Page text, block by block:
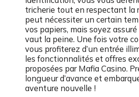
tricherie tout en respectant la
peut nécessiter un certain
vos papiers, mais soyez
vaut la peine. Une fois votre
vous profiterez d’un entrée
les fonctionnalités et offres
proposées par Mafia Casino.
longueur d’avance et
aventure nouvelle !